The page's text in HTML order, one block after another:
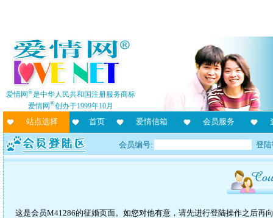
爱情网®是中华人民共和国注册服务商标
爱情网®创办于1999年10月
站点选择 首页 爱情信箱 会员服务
会员编号: 登
这是会员M41286的征婚页面。如您对他有意，请先进行登陆操作之后再